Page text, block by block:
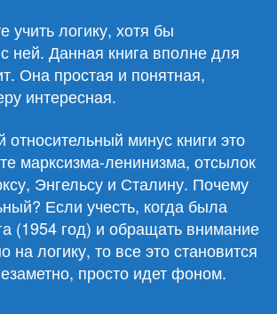
учить логику, хотя бы
ней. Данная книга вполне для
Она простая и понятная,
интересная.
минус книги это
марксизма-ленинизма, отсылок
Энгельсу и Сталину. Почему
Если учесть, когда была
(1954 год) и обращать внимание
на логику, то все это становится
просто идет фоном.